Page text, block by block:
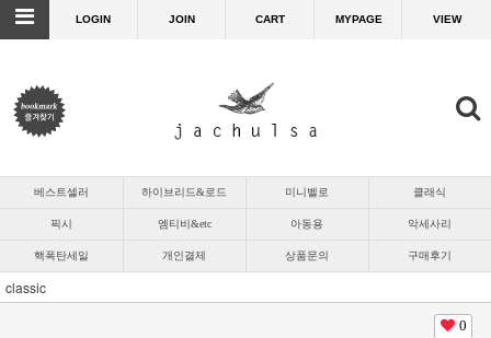
LOGIN JOIN CART MYPAGE VIEW
베스트셀러 하이브리드&로드 미니벨로 클래식
픽시 엠티비&etc 아동용 악세사리
핵폭탄세일 개인결제 상품문의 구매후기
classic
0